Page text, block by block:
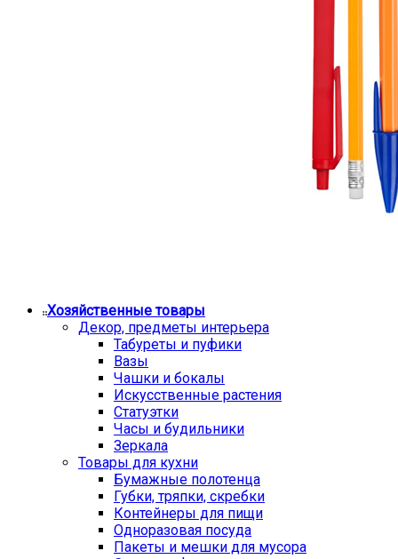
Хозяйственные товары
Декор, предметы интерьера
Табуреты и пуфики
Вазы
Чашки и бокалы
Искусственные растения
Статуэтки
Часы и будильники
Зеркала
Товары для кухни
Бумажные полотенца
Губки, тряпки, скребки
Контейнеры для пищи
Одноразовая посуда
Пакеты и мешки для мусора